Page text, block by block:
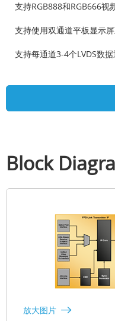
支持RGB888和RGB666视
支持使用双通道平板显示
支持每通道3-4个LVDS数
Block
放大图片